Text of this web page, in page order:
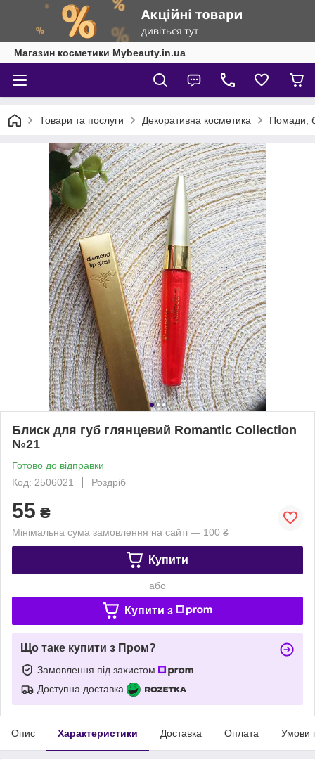
Магазин косметики Mybeauty.in.ua
Товари та послуги Декоративна косметика Помади,
Блиск для губ глянцевий Romantic Collection
№21
Готово до відправки
Код: 2506021
Роздріб
55 ₴
Мінімальна сума замовлення на сайті — 100 ₴
Купити
або
Купити з
Що таке купити з Пром?
Замовлення під захистом
Доступна доставка
Опис Характеристики Доставка Оплата Умови